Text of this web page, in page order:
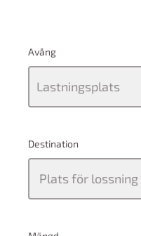
Avång
Destination